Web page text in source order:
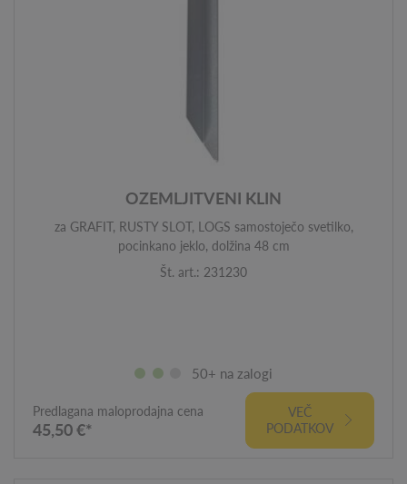
OZEMLJITVENI KLIN
za GRAFIT, RUSTY SLOT, LOGS samostoječo svetilko,
pocinkano jeklo, dolžina 48 cm
Št. art.: 231230
50+ na zalogi
Predlagana maloprodajna cena
45,50 €*
VEČ
PODATKOV